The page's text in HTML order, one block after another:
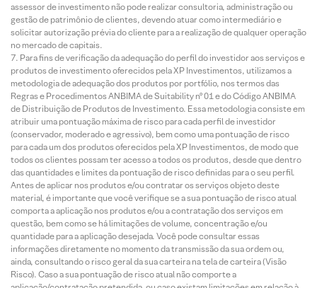
assessor de investimento não pode realizar consultoria, administração ou
gestão de patrimônio de clientes, devendo atuar como intermediário e
solicitar autorização prévia do cliente para a realização de qualquer operação
no mercado de capitais.
Para fins de verificação da adequação do perfil do investidor aos serviços e
produtos de investimento oferecidos pela XP Investimentos, utilizamos a
metodologia de adequação dos produtos por portfólio, nos termos das
Regras e Procedimentos ANBIMA de Suitability nº 01 e do Código ANBIMA
de Distribuição de Produtos de Investimento. Essa metodologia consiste em
atribuir uma pontuação máxima de risco para cada perfil de investidor
(conservador, moderado e agressivo), bem como uma pontuação de risco
para cada um dos produtos oferecidos pela XP Investimentos, de modo que
todos os clientes possam ter acesso a todos os produtos, desde que dentro
das quantidades e limites da pontuação de risco definidas para o seu perfil.
Antes de aplicar nos produtos e/ou contratar os serviços objeto deste
material, é importante que você verifique se a sua pontuação de risco atual
comporta a aplicação nos produtos e/ou a contratação dos serviços em
questão, bem como se há limitações de volume, concentração e/ou
quantidade para a aplicação desejada. Você pode consultar essas
informações diretamente no momento da transmissão da sua ordem ou,
ainda, consultando o risco geral da sua carteira na tela de carteira (Visão
Risco). Caso a sua pontuação de risco atual não comporte a